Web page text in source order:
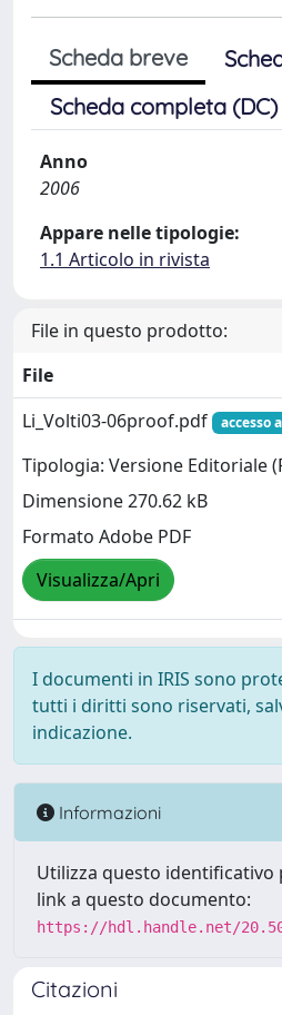
Scheda breve
Scheda completa (DC)
Anno
2006
Appare nelle tipologie:
1.1 Articolo in rivista
File in questo prodotto:
File
Li_Volti03-06proof.pdf
accesso
Tipologia: Versione Editoriale
Dimensione 270.62 kB
Formato Adobe PDF
Visualizza/Apri
I documenti in IRIS sono
tutti i diritti sono riservati,
indicazione.
Informazioni
Utilizza questo identificativo
link a questo documento:
https://hdl.handle.net/
Citazioni